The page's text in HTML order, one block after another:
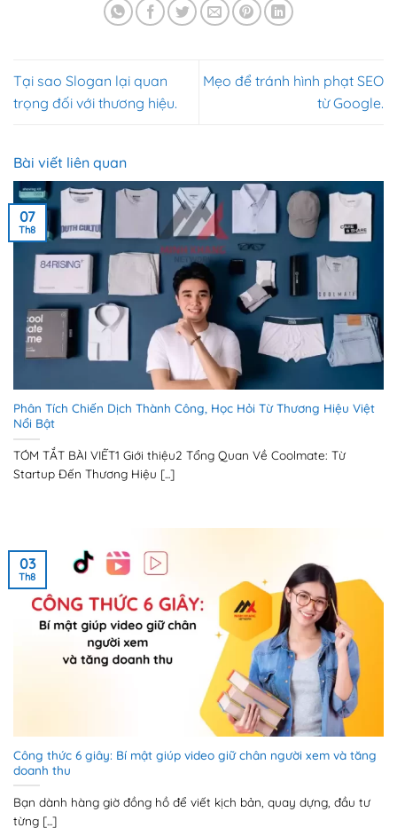
Tại sao Slogan lại quan
trọng đối với thương hiệu.
Mẹo để tránh hình phạt SEO
từ Google.
Bài viết liên quan
Phân Tích Chiến Dịch Thành Công, Học Hỏi Từ Thương Hiệu Việt
Nổi Bật
TÓM TẮT BÀI VIẾT1 Giới thiệu2 Tổng Quan Về Coolmate: Từ
Startup Đến Thương Hiệu [...]
07
Th8
Công thức 6 giây: Bí mật giúp video giữ chân người xem và tăng
doanh thu
Bạn dành hàng giờ đồng hồ để viết kịch bản, quay dựng, đầu tư
từng [...]
03
Th8